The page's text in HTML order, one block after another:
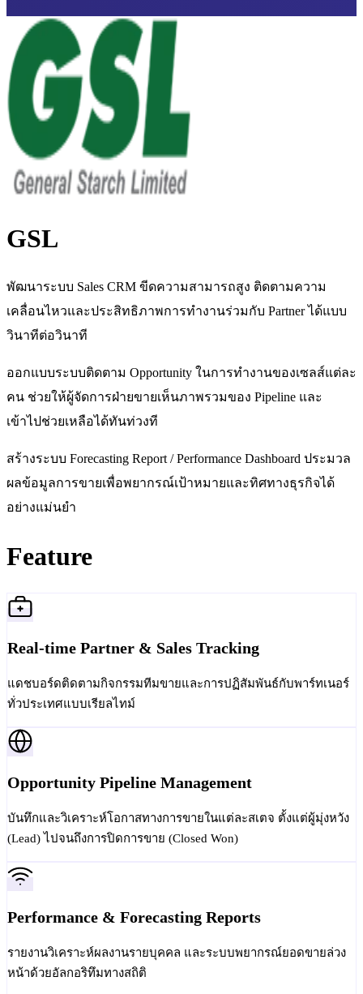
GSL
พัฒนาระบบ Sales CRM ขีดความสามารถสูง ติดตามความ
เคลื่อนไหวและประสิทธิภาพการทำงานร่วมกับ Partner ได้แบบ
วินาทีต่อวินาที
ออกแบบระบบติดตาม Opportunity ในการทำงานของเซลส์แต่ละ
คน ช่วยให้ผู้จัดการฝ่ายขายเห็นภาพรวมของ Pipeline และ
เข้าไปช่วยเหลือได้ทันท่วงที
สร้างระบบ Forecasting Report / Performance Dashboard ประมวล
ผลข้อมูลการขายเพื่อพยากรณ์เป้าหมายและทิศทางธุรกิจได้
อย่างแม่นยำ
Feature
Real-time Partner & Sales Tracking
แดชบอร์ดติดตามกิจกรรมทีมขายและการปฏิสัมพันธ์กับพาร์ทเนอร์
ทั่วประเทศแบบเรียลไทม์
Opportunity Pipeline Management
บันทึกและวิเคราะห์โอกาสทางการขายในแต่ละสเตจ ตั้งแต่ผู้มุ่งหวัง
(Lead) ไปจนถึงการปิดการขาย (Closed Won)
Performance & Forecasting Reports
รายงานวิเคราะห์ผลงานรายบุคคล และระบบพยากรณ์ยอดขายล่วง
หน้าด้วยอัลกอริทึมทางสถิติ